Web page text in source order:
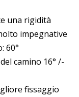
una rigidità
impegnative
60°
camino 16° /-
fissaggio